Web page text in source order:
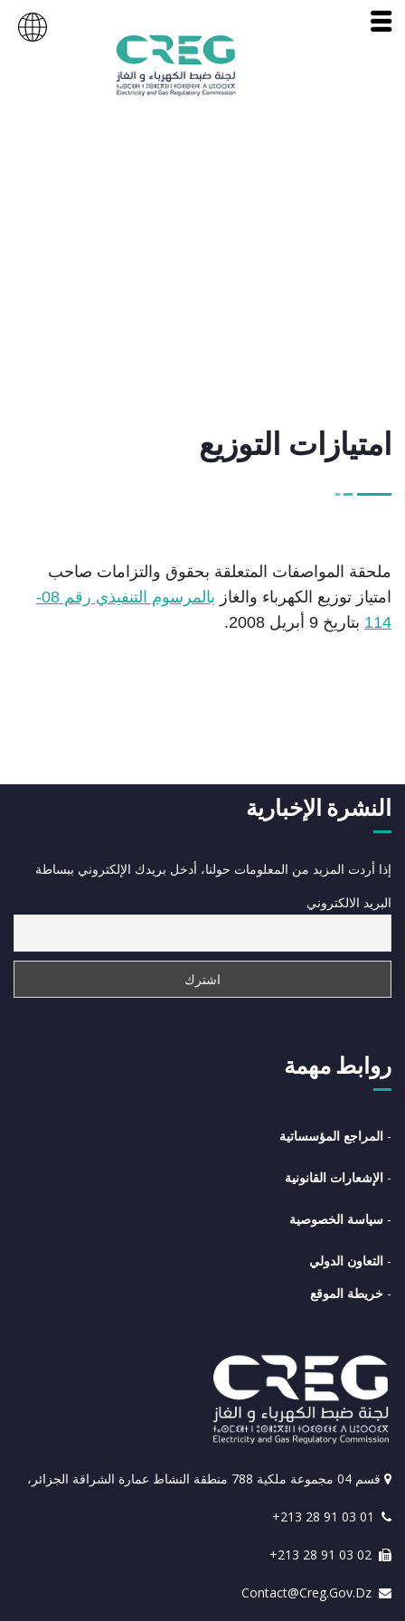
امتيازات التوزيع
ملحقة المواصفات المتعلقة بحقوق والتزامات صاحب
امتياز توزيع الكهرباء والغاز
بالمرسوم التنفيذي رقم 08-
114 بتاريخ 9 أبريل 2008.
قسم 04 مجموعة ملكية 788 منطقة النشاط عمارة الشراقة الجزائر،
+213 28 91 03 01
+213 28 91 03 02
Contact@creg.gov.dz
روابط مهمة
- المراجع المؤسساتية
- الإشعارات القانونية
- سياسة الخصوصية
- التعاون الدولي
- خريطة الموقع
النشرة الإخبارية
إذا أردت المزيد من المعلومات حولنا، أدخل بريدك الإلكتروني ببساطة
البريد الالكتروني